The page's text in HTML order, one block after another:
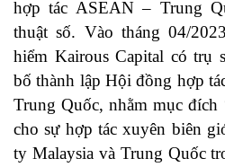
hợp tác ASEAN – Trung
thuật số. Vào tháng 04/
hiểm Kairous Capital có trụ
bố thành lập Hội đồng hợp
Trung Quốc, nhằm mục
cho sự hợp tác xuyên biên
ty Malaysia và Trung Quốc